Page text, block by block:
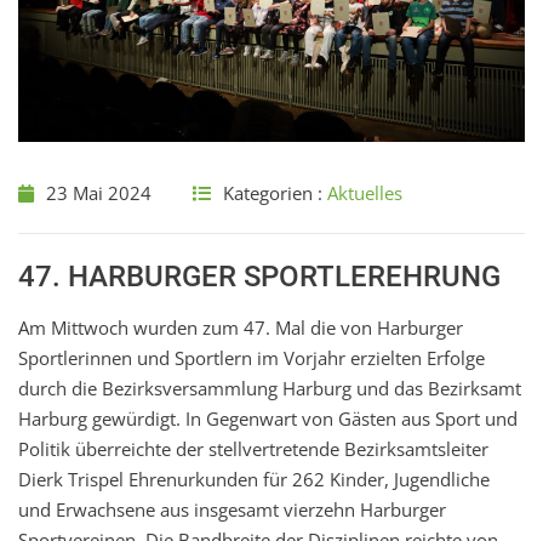
23 Mai 2024 Kategorien : Aktuelles
47. HARBURGER SPORTLEREHRUNG
Am Mittwoch wurden zum 47. Mal die von Harburger
Sportlerinnen und Sportlern im Vorjahr erzielten Erfolge
durch die Bezirksversammlung Harburg und das Bezirksamt
Harburg gewürdigt. In Gegenwart von Gästen aus Sport und
Politik überreichte der stellvertretende Bezirksamtsleiter
Dierk Trispel Ehrenurkunden für 262 Kinder, Jugendliche
und Erwachsene aus insgesamt vierzehn Harburger